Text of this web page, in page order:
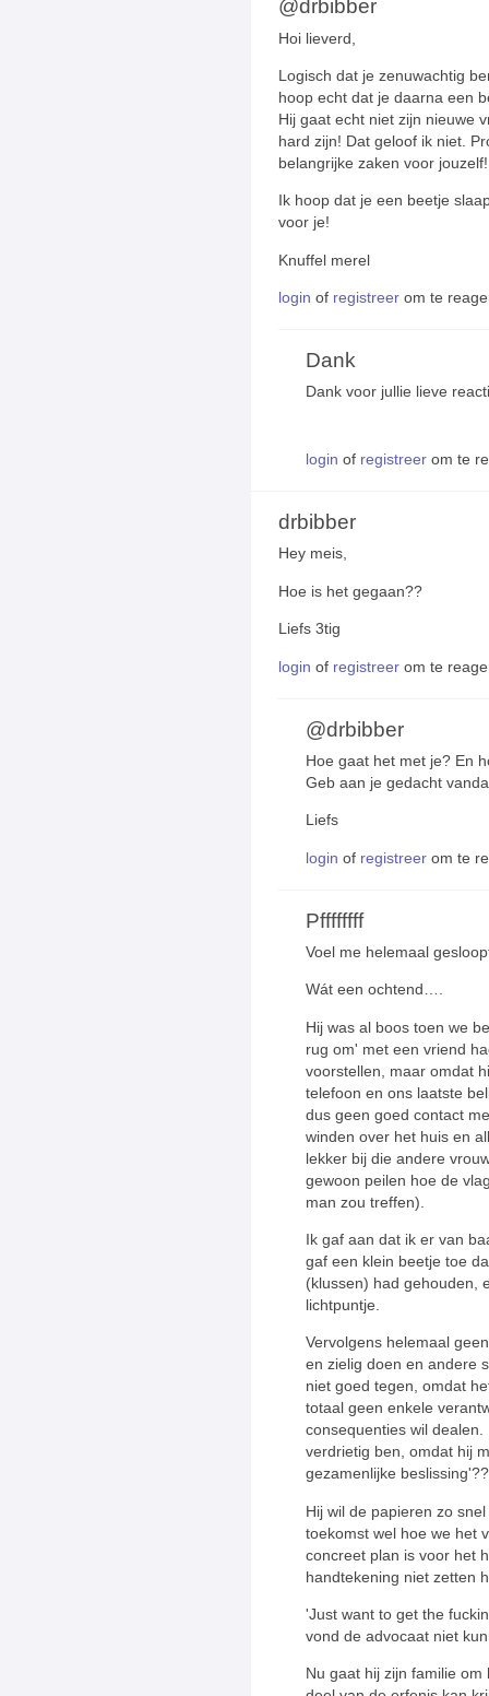
@drbibber
Hoi lieverd,
Logisch dat je zenuwachtig
hoop echt dat je daarna een
Hij gaat echt niet zijn nieuwe
hard zijn! Dat geloof ik niet.
belangrijke zaken voor jouzelf!
Ik hoop dat je een beetje
voor je!
Knuffel merel
login of registreer om te
Dank
Dank voor jullie lieve
login of registreer om te
drbibber
Hey meis,
Hoe is het gegaan??
Liefs 3tig
login of registreer om te
@drbibber
Hoe gaat het met je? En
Geb aan je gedacht
Liefs
login of registreer om te
Pffffffff
Voel me helemaal
Wát een ochtend….
Hij was al boos toen we
rug om' met een vriend
voorstellen, maar omdat
telefoon en ons laatste
dus geen goed contact
winden over het huis en
lekker bij die andere
gewoon peilen hoe de
man zou treffen).
Ik gaf aan dat ik er van
gaf een klein beetje toe
(klussen) had gehouden,
lichtpuntje.
Vervolgens helemaal
en zielig doen en andere
niet goed tegen, omdat
totaal geen enkele
consequenties wil
verdrietig ben, omdat hij
gezamenlijke beslissing'??
Hij wil de papieren zo
toekomst wel hoe we het
concreet plan is voor het
handtekening niet zetten
'Just want to get the
vond de advocaat niet
Nu gaat hij zijn familie